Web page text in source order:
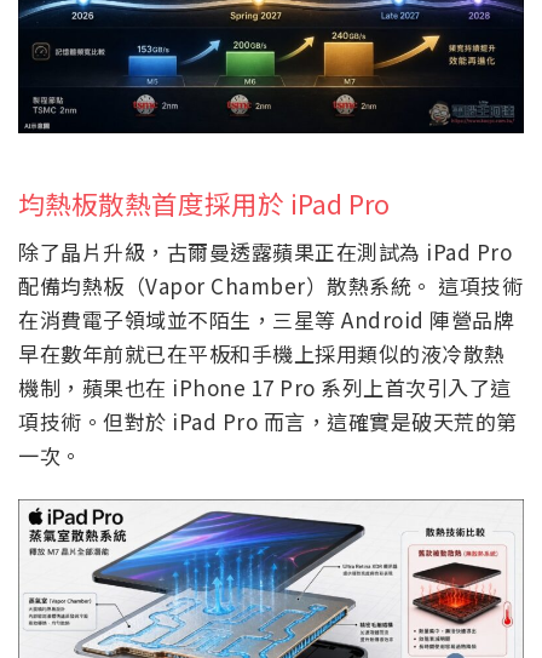
均熱板散熱首度採用於 iPad Pro
除了晶片升級，古爾曼透露蘋果正在測試為 iPad Pro
配備均熱板（Vapor Chamber）散熱系統。 這項技術
在消費電子領域並不陌生，三星等 Android 陣營品牌
早在數年前就已在平板和手機上採用類似的液冷散熱
機制，蘋果也在 iPhone 17 Pro 系列上首次引入了這
項技術。但對於 iPad Pro 而言，這確實是破天荒的第
一次。